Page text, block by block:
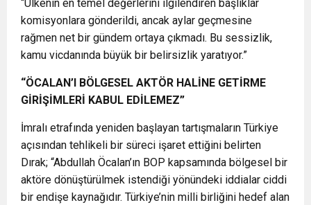
“Ülkenin en temel değerlerini ilgilendiren başlıklar
komisyonlara gönderildi, ancak aylar geçmesine
rağmen net bir gündem ortaya çıkmadı. Bu sessizlik,
kamu vicdanında büyük bir belirsizlik yaratıyor.”
“ÖCALAN’I BÖLGESEL AKTÖR HALİNE GETİRME
GİRİŞİMLERİ KABUL EDİLEMEZ”
İmralı etrafında yeniden başlayan tartışmaların Türkiye
açısından tehlikeli bir süreci işaret ettiğini belirten
Dırak; “Abdullah Öcalan’ın BOP kapsamında bölgesel bir
aktöre dönüştürülmek istendiği yönündeki iddialar ciddi
bir endişe kaynağıdır. Türkiye’nin milli birliğini hedef alan